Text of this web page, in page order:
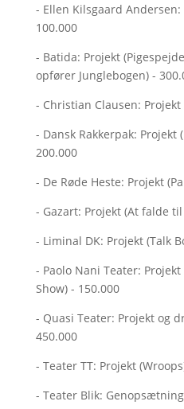
- Ellen Kilsgaard Andersen:
100.000
- Batida: Projekt
opfører Junglebogen) -
- Christian Clausen: Projekt
- Dansk Rakkerpak:
200.000
- De Røde Heste: Projekt
- Gazart: Projekt (At falde
- Liminal DK: Projekt (Talk
- Paolo Nani Teater:
Show) - 150.000
- Quasi Teater: Projekt og
450.000
- Teater TT: Projekt
- Teater Blik: